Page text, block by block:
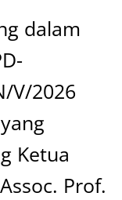
dalam
V/2026
Ketua
Prof.